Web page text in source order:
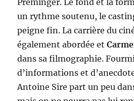
Preminger. Le fond et la
un rythme soutenu, le
peigne fin. La carrière du
également abordée et
dans sa filmographie.
d’informations et
Antoine Sire part un peu